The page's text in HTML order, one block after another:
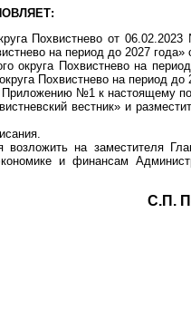
Похвистнево от
на период до 2027
округа Похвистнево на
Похвистнево на период до
№1 к настоящему
вестник» и
на заместителя
и финансам
округа С.П.